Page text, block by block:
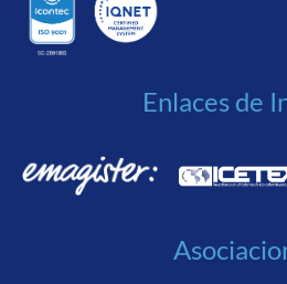
Enlaces de